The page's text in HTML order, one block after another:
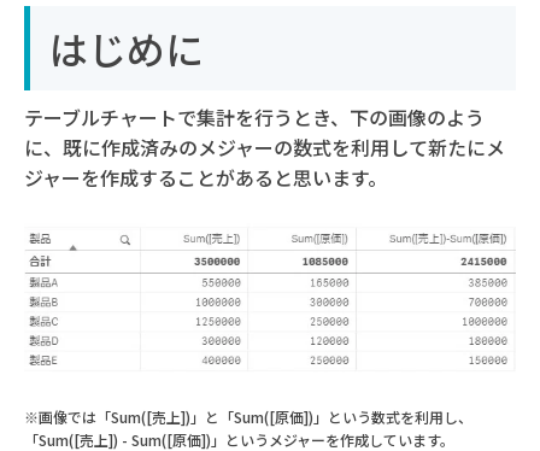
はじめに
テーブルチャートで集計を行うとき、下の画像のよう
に、既に作成済みのメジャーの数式を利用して新たにメ
ジャーを作成することがあると思います。
※画像では「Sum([売上])」と「Sum([原価])」という数式を利用し、
「Sum([売上]) - Sum([原価])」というメジャーを作成しています。